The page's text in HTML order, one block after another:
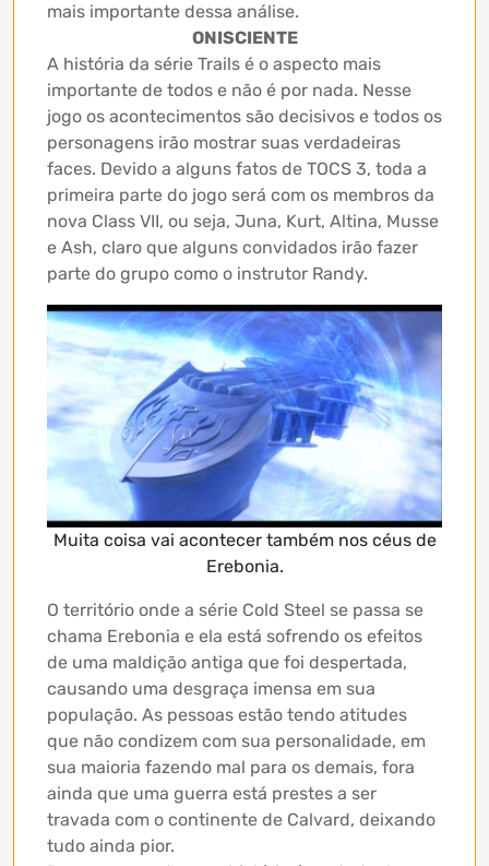
mais importante dessa análise.
ONISCIENTE
A história da série Trails é o aspecto mais
importante de todos e não é por nada. Nesse
jogo os acontecimentos são decisivos e todos os
personagens irão mostrar suas verdadeiras
faces. Devido a alguns fatos de TOCS 3, toda a
primeira parte do jogo será com os membros da
nova Class VII, ou seja, Juna, Kurt, Altina, Musse
e Ash, claro que alguns convidados irão fazer
parte do grupo como o instrutor Randy.
Muita coisa vai acontecer também nos céus de
Erebonia.
O território onde a série Cold Steel se passa se
chama Erebonia e ela está sofrendo os efeitos
de uma maldição antiga que foi despertada,
causando uma desgraça imensa em sua
população. As pessoas estão tendo atitudes
que não condizem com sua personalidade, em
sua maioria fazendo mal para os demais, fora
ainda que uma guerra está prestes a ser
travada com o continente de Calvard, deixando
tudo ainda pior.